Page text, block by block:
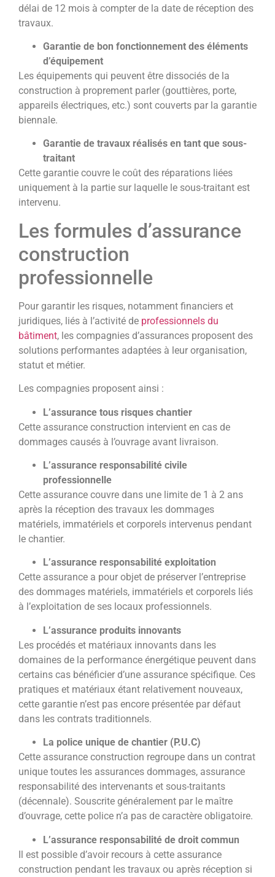
délai de 12 mois à compter de la date de réception des
travaux.
Garantie de bon fonctionnement des éléments
d’équipement
Les équipements qui peuvent être dissociés de la
construction à proprement parler (gouttières, porte,
appareils électriques, etc.) sont couverts par la garantie
biennale.
Garantie de travaux réalisés en tant que sous-
traitant
Cette garantie couvre le coût des réparations liées
uniquement à la partie sur laquelle le sous-traitant est
intervenu.
Les formules d’assurance
construction
professionnelle
Pour garantir les risques, notamment financiers et
juridiques, liés à l’activité de professionnels du
bâtiment, les compagnies d’assurances proposent des
solutions performantes adaptées à leur organisation,
statut et métier.
Les compagnies proposent ainsi :
L’assurance tous risques chantier
Cette assurance construction intervient en cas de
dommages causés à l’ouvrage avant livraison.
L’assurance responsabilité civile
professionnelle
Cette assurance couvre dans une limite de 1 à 2 ans
après la réception des travaux les dommages
matériels, immatériels et corporels intervenus pendant
le chantier.
L’assurance responsabilité exploitation
Cette assurance a pour objet de préserver l’entreprise
des dommages matériels, immatériels et corporels liés
à l’exploitation de ses locaux professionnels.
L’assurance produits innovants
Les procédés et matériaux innovants dans les
domaines de la performance énergétique peuvent dans
certains cas bénéficier d’une assurance spécifique. Ces
pratiques et matériaux étant relativement nouveaux,
cette garantie n’est pas encore présentée par défaut
dans les contrats traditionnels.
La police unique de chantier (P.U.C)
Cette assurance construction regroupe dans un contrat
unique toutes les assurances dommages, assurance
responsabilité des intervenants et sous-traitants
(décennale). Souscrite généralement par le maître
d’ouvrage, cette police n’a pas de caractère obligatoire.
L’assurance responsabilité de droit commun
Il est possible d’avoir recours à cette assurance
construction pendant les travaux ou après réception si